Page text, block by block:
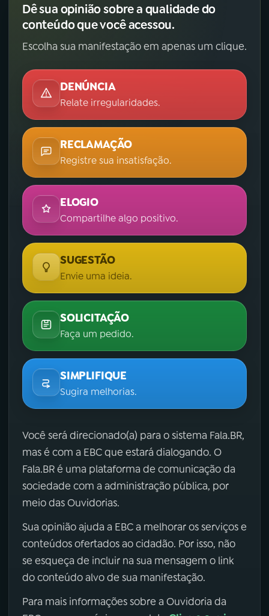
Dê sua opinião sobre a qualidade do
conteúdo que você acessou.
Escolha sua manifestação em apenas um clique.
DENÚNCIA
Relate irregularidades.
RECLAMAÇÃO
Registre sua insatisfação.
ELOGIO
Compartilhe algo positivo.
SUGESTÃO
Envie uma ideia.
SOLICITAÇÃO
Faça um pedido.
SIMPLIFIQUE
Sugira melhorias.
Você será direcionado(a) para o sistema Fala.BR,
mas é com a EBC que estará dialogando. O
Fala.BR é uma plataforma de comunicação da
sociedade com a administração pública, por
meio das Ouvidorias.
Sua opinião ajuda a EBC a melhorar os serviços e
conteúdos ofertados ao cidadão. Por isso, não
se esqueça de incluir na sua mensagem o link
do conteúdo alvo de sua manifestação.
Para mais informações sobre a Ouvidoria da